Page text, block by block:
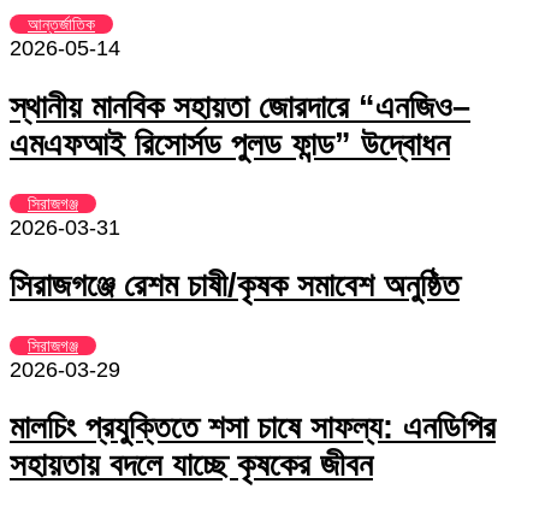
আন্তর্জাতিক
2026-05-14
স্থানীয় মানবিক সহায়তা জোরদারে “এনজিও–
এমএফআই রিসোর্সড পুলড ফান্ড” উদ্বোধন
সিরাজগঞ্জ
2026-03-31
সিরাজগঞ্জে রেশম চাষী/কৃষক সমাবেশ অনুষ্ঠিত
সিরাজগঞ্জ
2026-03-29
মালচিং প্রযুক্তিতে শসা চাষে সাফল্য: এনডিপির
সহায়তায় বদলে যাচ্ছে কৃষকের জীবন